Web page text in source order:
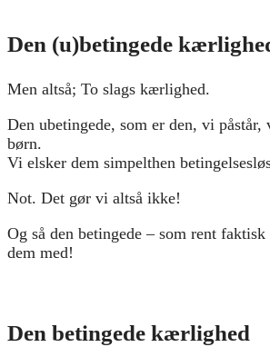
Den (u)betingede
Men altså; To slags kærlighed.
Den ubetingede, som er den, vi
børn.
Vi elsker dem simpelthen
Not. Det gør vi altså ikke!
Og så den betingede – som rent
dem med!
Den betingede kærlighed